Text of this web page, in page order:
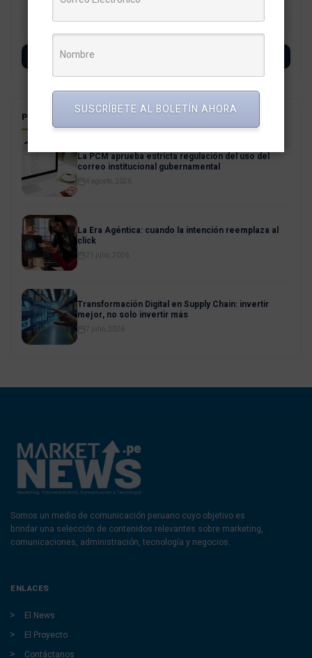
POSTS RELACIONADOS
La PCM aprueba estricta regulación del uso del
correo institucional gubernamental
4 agosto, 2026
La Era Agéntica: cuando la intención reemplaza al
click
21 julio, 2026
Transformación Digital en Supply Chain: invertir
mejor, no solo invertir más
7 julio, 2026
Somos un medio de comunicación peruano cuyo objetivo es
brindar una selección de contenidos relevantes sobre marketing,
comunicaciones, administración, tecnología y negocios.
ENLACES
El News
El Proyecto
Contáctanos
SUSCRÍBETE AL BOLETÍN AHORA